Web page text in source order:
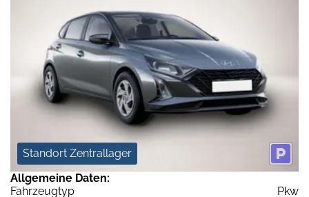
Standort Zentrallager
Allgemeine Daten:
Fahrzeugtyp
Pkw